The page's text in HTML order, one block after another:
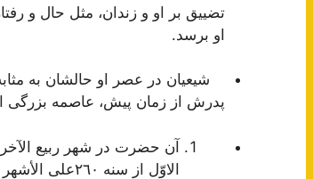
تضییق بر او و زندان، مثل حال و
او برسد.
شیعیان در عصر او حالشان به
پدرش از زمان پیش، عاصمه بزرگى
الاوّل از سنه